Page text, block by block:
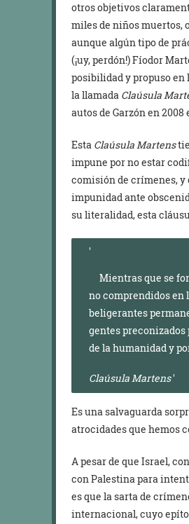
otros objetivos
miles de niños muertos,
aunque algún tipo de
(¡uy, perdón!) Fíodor
posibilidad y propuso en
la llamada Claúsula
autos de Garzón en
Esta Claúsula Martens
impune por no estar
comisión de crímenes, y
impunidad ante
su literalidad, esta
Mientras que se
no comprendidos en
beligerantes
gentes
de la humanidad y
Claúsula Martens
Es una salvaguarda
atrocidades que hemos
A pesar de que Israel,
con Palestina para
es que la sarta de
internacional, cuyo